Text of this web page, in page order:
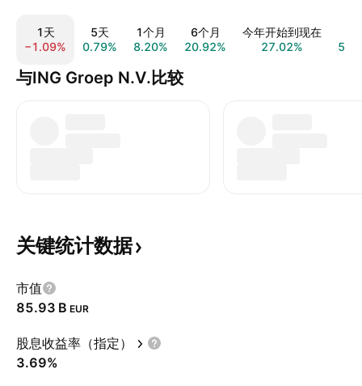
1天
−1.09%
5天
0.79%
1个月
8.20%
6个月
20.92%
今年开始到现在
27.02%
与ING Groep N.V.比较
关键统计数据
市值
‪85.93 B‬ EUR
股息收益率（指定）
3.69%